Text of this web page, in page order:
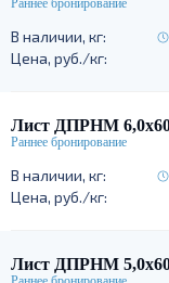
Лист ДПРНМ
Лист ДПРНМ